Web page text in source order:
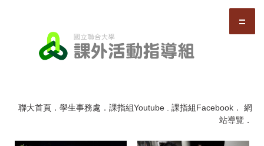
聯大首頁 ． 學生事務處 ． 課指組Youtube . 課指組Facebook ． 網
站導覽 ．